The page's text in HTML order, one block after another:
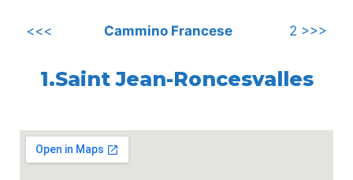
<<< Cammino Francese 2 >>>
1.Saint Jean-Roncesvalles